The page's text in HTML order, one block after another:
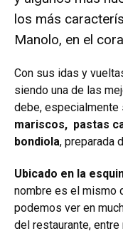
los más
Manolo, en el
Con sus idas y
siendo una de las
debe,
mariscos, pastas
bondiola, preparada
Ubicado en la
nombre es el mismo
podemos ver en
del restaurante,